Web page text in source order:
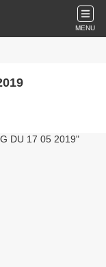
MENU